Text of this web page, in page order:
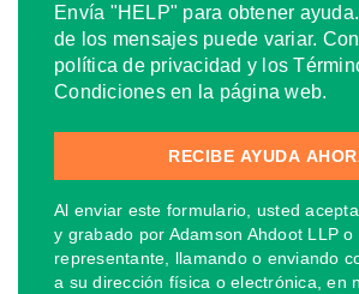
Envía "HELP" para obtener
de los mensajes puede variar.
política de privacidad y los
Condiciones en la página web.
Al enviar este formulario, usted
y grabado por Adamson Ahdoot LLP o
representante, llamando o enviando
a su dirección física o electrónica, en